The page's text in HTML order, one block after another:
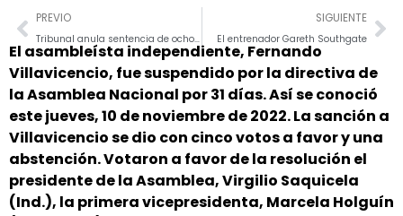
Prev
PREVIO
Tribunal anula sentencia de ocho años de prisión para Jorge Glas por el caso Singue
SIGUIENTE
El entrenador Gareth Southgate
El asambleísta independiente, Fernando
Villavicencio, fue suspendido por la directiva de
la Asamblea Nacional por 31 días. Así se conoció
este jueves, 10 de noviembre de 2022. La sanción a
Villavicencio se dio con cinco votos a favor y una
abstención. Votaron a favor de la resolución el
presidente de la Asamblea, Virgilio Saquicela
(Ind.), la primera vicepresidenta, Marcela Holguín